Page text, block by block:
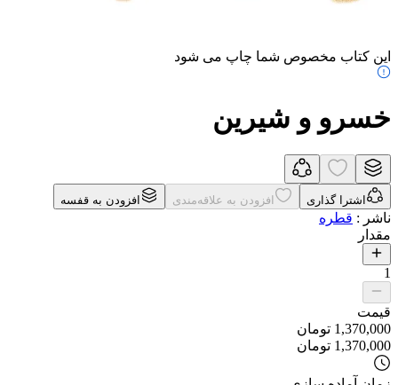
این کتاب مخصوص شما چاپ می شود
خسرو و شیرین
اشترا گذاری افزودن به علاقه‌مندی افزودن به قفسه
ناشر : قطره
مقدار
1
قیمت
1,370,000 تومان
1,370,000 تومان